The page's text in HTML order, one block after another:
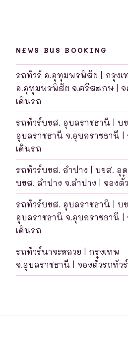
NEWS BUS BOOKING
รถทัวร์ อ.อุทุมพรพิสัย | กรุง
อ.อุทุมพรพิสัย จ.ศรีสะเกษ | จ
เดินรถ
รถทัวร์บขส. อุบลราชธานี | บ
อุบลราชธานี จ.อุบลราชธานี |
เดินรถ
รถทัวร์บขส. ลำปาง | บขส. อุ
บขส. ลำปาง จ.ลำปาง | จองตั๋
รถทัวร์บขส. อุบลราชธานี | บ
อุบลราชธานี จ.อุบลราชธานี |
เดินรถ
รถทัวร์นาจะหลวย | กรุงเทพ
จ.อุบลราชธานี | จองตั๋วรถทัว